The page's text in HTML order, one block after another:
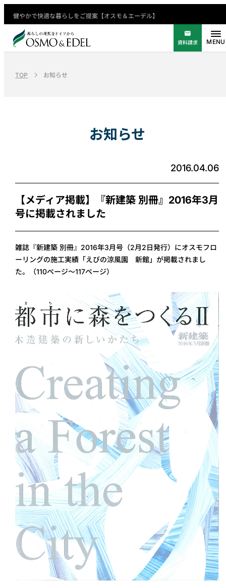
健やかで快適な暮らしをご提案【オスモ＆エーデル】
資料請求
TOP お知らせ
お知らせ
2016.04.06
【メディア掲載】『新建築 別冊』2016年3月
号に掲載されました
雑誌『新建築 別冊』2016年3月号（2月2日発行）にオスモフロ
ーリングの施工実績「えびの涼風園 新館」が掲載されまし
た。（110ページ～117ページ）